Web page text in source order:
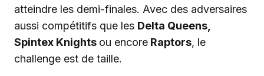
atteindre les demi-finales. Avec des adversaires
aussi compétitifs que les Delta Queens,
Spintex Knights ou encore Raptors, le
challenge est de taille.